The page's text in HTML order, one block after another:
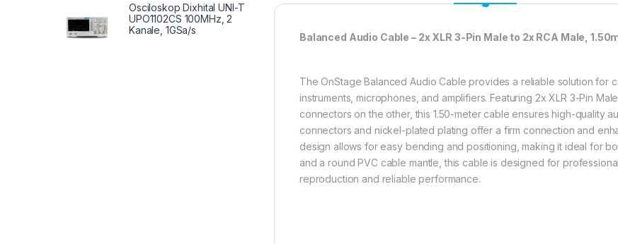
Balanced Audio Cable – 2x XLR 3-Pin Male to 2x RCA Male,
The OnStage Balanced Audio Cable provides a reliable solution for
instruments, microphones, and amplifiers. Featuring 2x XLR 3-Pin
connectors on the other, this 1.50-meter cable ensures high-quality
connectors and nickel-plated plating offer a firm connection and
design allows for easy bending and positioning, making it ideal for
and a round PVC cable mantle, this cable is designed for
reproduction and reliable performance.
Osciloskop Dixhital UNI-T
UPO1102CS 100MHz, 2
Kanale, 1GSa/s